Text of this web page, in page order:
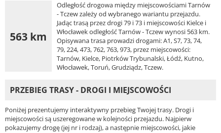
563 km
Odległość drogowa między miejscowościami Tarnów
- Tczew zależy od wybranego wariantu przejazdu.
Jadąc trasą przez drogi 79 i 73 i miejscowości Kielce i
Włocławek odległość Tarnów - Tczew wynosi 563 km.
Opisywana trasa prowadzi drogami: A1, S7, 73, 74,
79, 224, 473, 762, 763, 973, przez miejscowości:
Tarnów, Kielce, Piotrków Trybunalski, Łódź, Kutno,
Włocławek, Toruń, Grudziądz, Tczew.
PRZEBIEG TRASY - DROGI I MIEJSCOWOŚCI
Poniżej prezentujemy interaktywny przebieg Twojej trasy. Drogi i
miejscowości są uszeregowane w kolejności przejazdu. Najpierw
pokazujemy drogę (jej nr i rodzaj), a następnie miejscowości, jakie